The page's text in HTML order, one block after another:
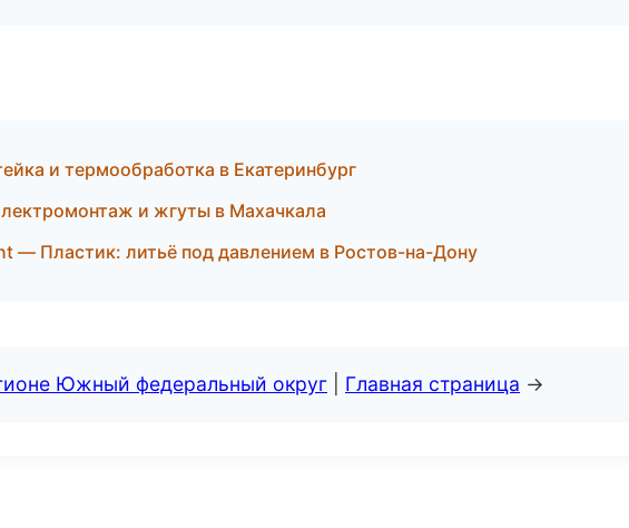
и термообработка в Екатеринбург
и жгуты в Махачкала
— Пластик: литьё под давлением в Ростов-на-Дону
Южный федеральный округ Главная страница →